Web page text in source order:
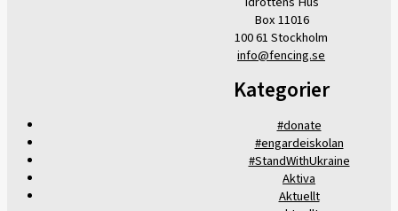
Box 11016
100 61 Stockholm
info@fencing.se
Kategorier
#donate
#engardeiskolan
#StandWithUkraine
Aktiva
Aktuellt